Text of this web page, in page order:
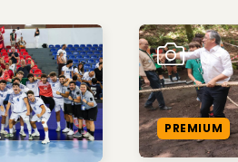
PREMIUM